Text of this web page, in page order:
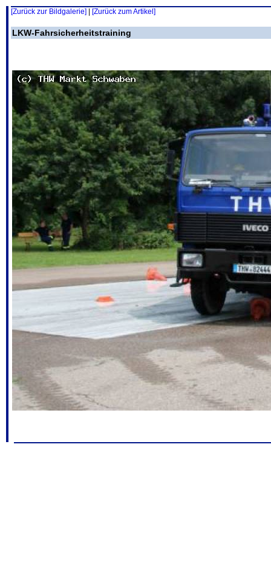
[Zurück zur Bildgalerie] [Zurück zum Artikel]
LKW-Fahrsicherheitstraining